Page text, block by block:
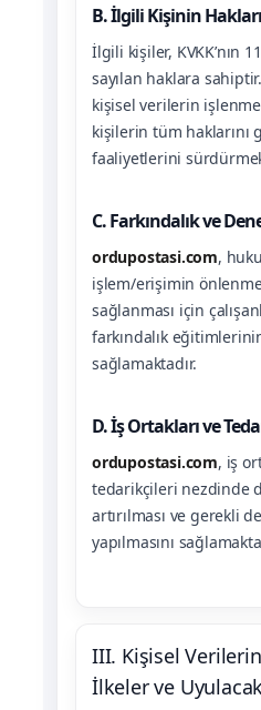
B. İlgili Kişinin
İlgili kişiler, KVKK’nın
sayılan haklara sahiptir.
kişisel verilerin
kişilerin tüm haklarını
faaliyetlerini
C. Farkındalık ve
ordupostasi.com,
işlem/erişimin
sağlanması için
farkındalık
sağlamaktadır.
D. İş Ortakları ve
ordupostasi.com, iş
tedarikçileri nezdinde
artırılması ve gerekli
yapılmasını
III. Kişisel
İlkeler ve